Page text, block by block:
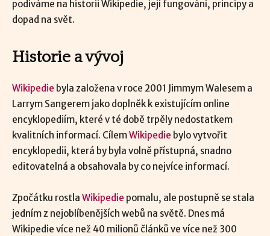
podíváme na historii Wikipedie, její fungování, principy a
dopad na svět.
Historie a vývoj
Wikipedie byla založena v roce 2001 Jimmym Walesem a
Larrym Sangerem jako doplněk k existujícím online
encyklopediím, které v té době trpěly nedostatkem
kvalitních informací. CílemWikipedie bylo vytvořit
encyklopedii, která by byla volně přístupná, snadno
editovatelná a obsahovala by co nejvíce informací.
Zpočátku rostla Wikipedie pomalu, ale postupně se stala
jedním z nejoblíbenějších webů na světě. Dnes má
Wikipedie více než 40 milionů článků ve více než 300